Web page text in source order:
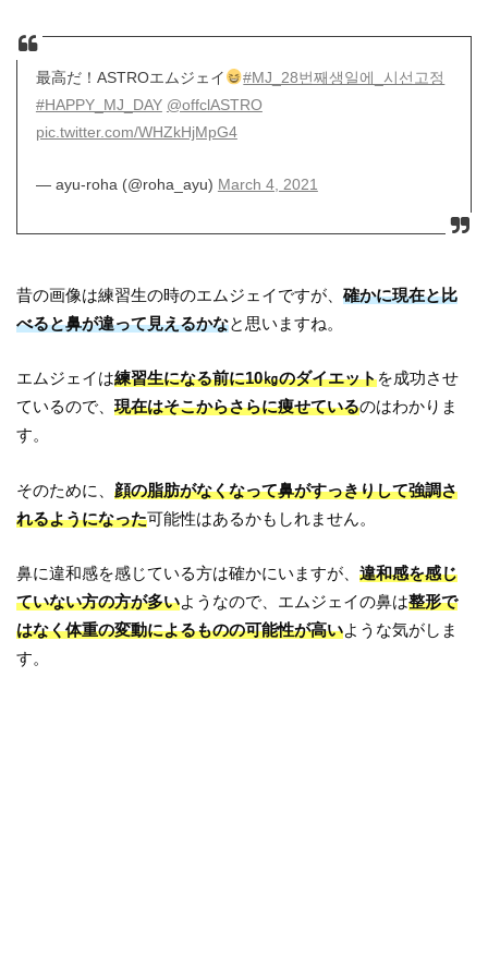
最高だ！ASTROエムジェイ
#MJ_28번째생일에_시선고정
#HAPPY_MJ_DAY @offclASTRO
pic.twitter.com/WHZkHjMpG4
— ayu-roha (@roha_ayu) March 4, 2021
昔の画像は練習生の時のエムジェイですが、確かに現在と比
べると鼻が違って見えるかなと思いますね。
エムジェイは練習生になる前に10㎏のダイエットを成功させ
ているので、現在はそこからさらに痩せているのはわかりま
す。
そのために、顔の脂肪がなくなって鼻がすっきりして強調さ
れるようになった可能性はあるかもしれません。
鼻に違和感を感じている方は確かにいますが、違和感を感じ
ていない方の方が多いようなので、エムジェイの鼻は整形で
はなく体重の変動によるものの可能性が高いような気がしま
す。